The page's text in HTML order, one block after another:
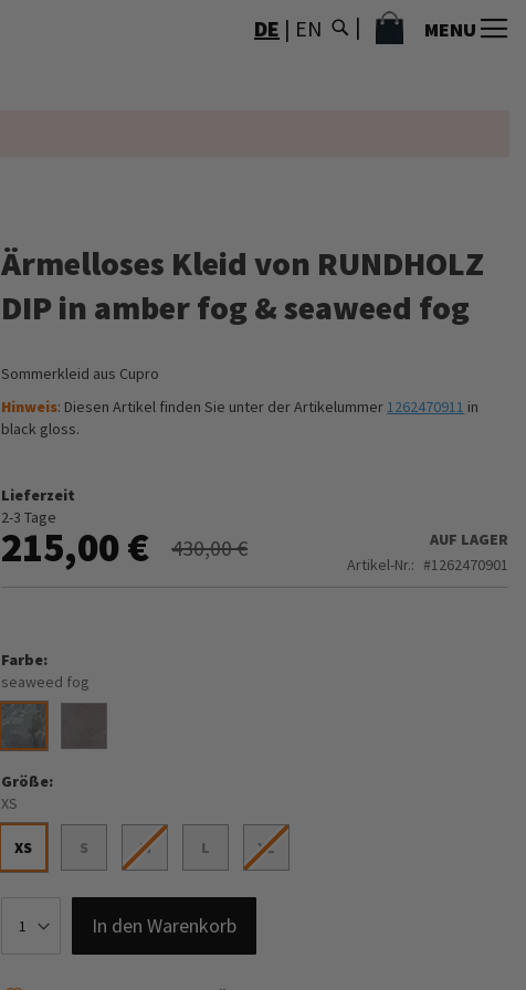
DE | EN MENU
MEIN WARENKORB
Ärmelloses Kleid von RUNDHOLZ
DIP in amber fog & seaweed fog
Sommerkleid aus Cupro
Hinweis: Diesen Artikel finden Sie unter der Artikelummer 1262470911 in
black gloss.
Lieferzeit
2-3 Tage
215,00 € 430,00 €
AUF LAGER
Artikel-Nr.
1262470901
Farbe
seaweed fog
Größe
XS
XS S M L XL
In den Warenkorb